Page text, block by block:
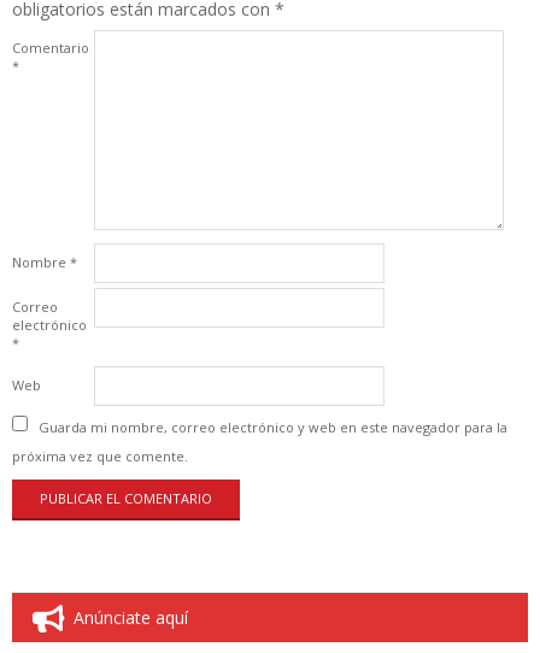
obligatorios están marcados con *
Comentario
*
Nombre *
Correo
electrónico
*
Web
Guarda mi nombre, correo electrónico y web en este navegador para la
próxima vez que comente.
Anúnciate aquí